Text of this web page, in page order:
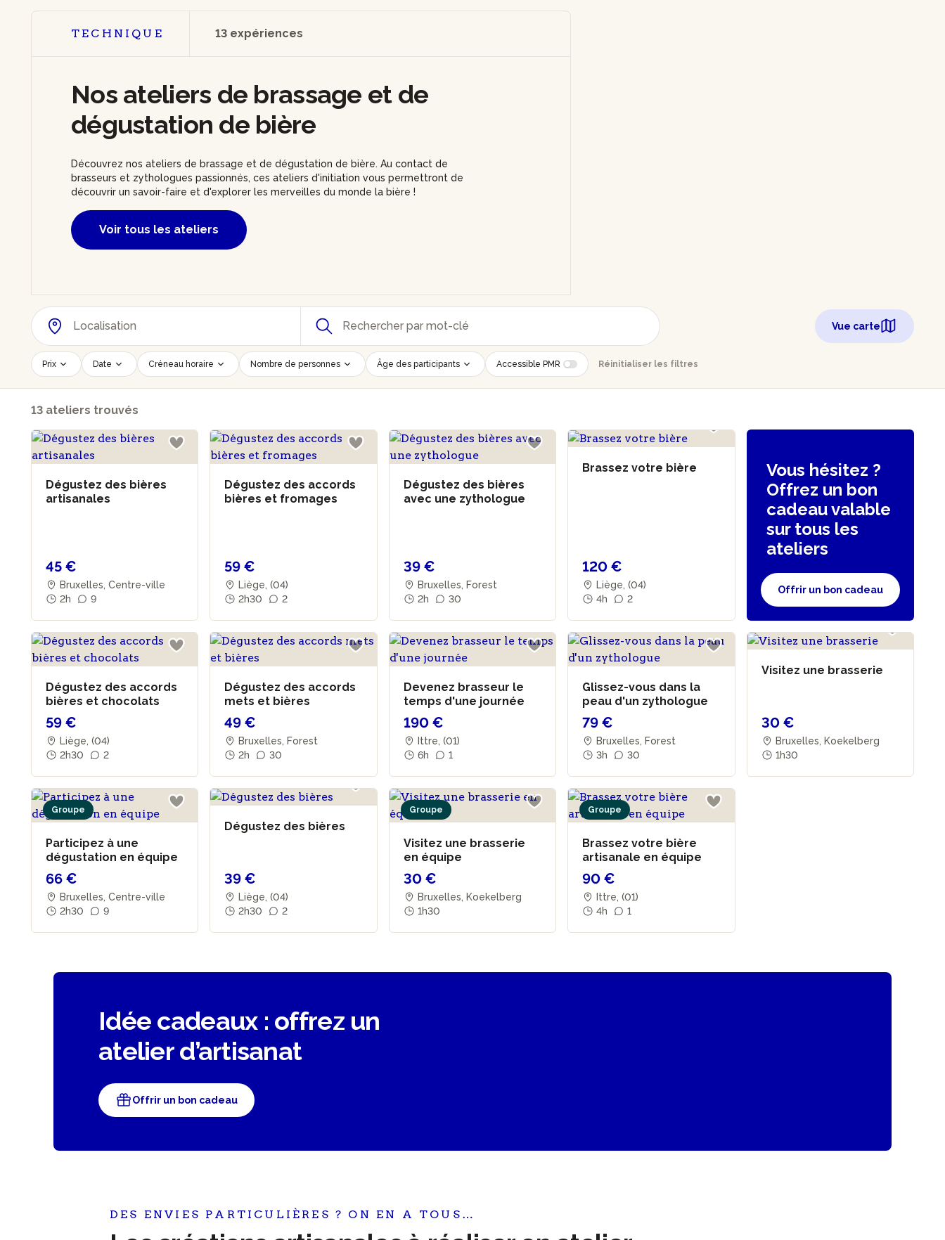
TECHNIQUE 13 expériences
Nos ateliers de brassage et de
dégustation de bière
Découvrez nos ateliers de brassage et de dégustation de bière. Au contact de
brasseurs et zythologues passionnés, ces ateliers d'initiation vous permettront de
découvrir un savoir-faire et d'explorer les merveilles du monde la bière !
Voir tous les ateliers
Vue carte
Prix Date Créneau horaire Nombre de personnes Âge des participants Accessible PMR Réinitialiser les filtres
13 ateliers trouvés
Dégustez des bières
artisanales
45 €
Bruxelles, Centre-ville
2h
9
Dégustez des accords
bières et fromages
59 €
Liège, (04)
2h30
2
Dégustez des bières
avec une zythologue
39 €
Bruxelles, Forest
2h
30
Brassez votre bière
120 €
Liège, (04)
4h
2
Vous hésitez ?
Offrez un bon
cadeau valable
sur tous les
ateliers
Offrir un bon cadeau
Dégustez des accords
bières et chocolats
59 €
Liège, (04)
2h30
2
Dégustez des accords
mets et bières
49 €
Bruxelles, Forest
2h
30
Devenez brasseur le
temps d'une journée
190 €
Ittre, (01)
6h
1
Glissez-vous dans la
peau d'un zythologue
79 €
Bruxelles, Forest
3h
30
Visitez une brasserie
30 €
Bruxelles, Koekelberg
1h30
Groupe
Participez à une
dégustation en équipe
66 €
Bruxelles, Centre-ville
2h30
9
Dégustez des bières
39 €
Liège, (04)
2h30
2
Groupe
Visitez une brasserie
en équipe
30 €
Bruxelles, Koekelberg
1h30
Groupe
Brassez votre bière
artisanale en équipe
90 €
Ittre, (01)
4h
1
Idée cadeaux : offrez un
atelier d’artisanat
Offrir un bon cadeau
DES ENVIES PARTICULIÈRES ? ON EN A TOUS…